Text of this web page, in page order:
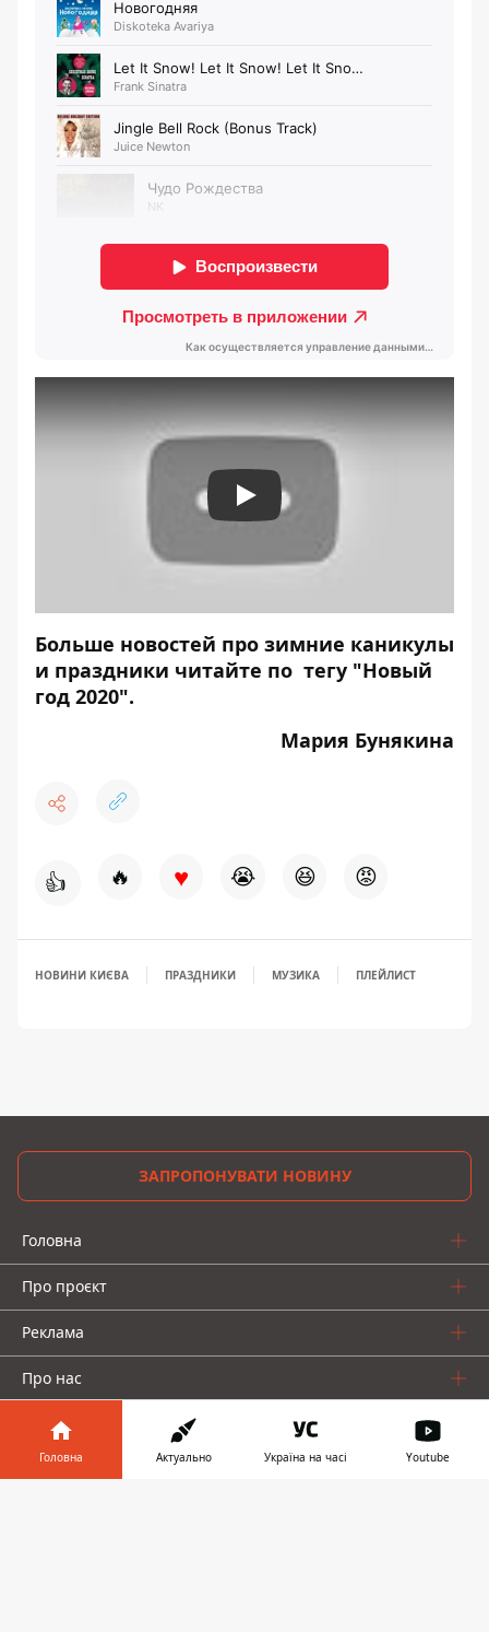
Play
Больше новостей про зимние каникулы
и праздники читайте по тегу "Новый
год 2020".
Мария Бунякина
👍 🔥 ♥ 😭 😆 😡
НОВИНИ КИЄВА ПРАЗДНИКИ МУЗИКА ПЛЕЙЛИСТ
ЗАПРОПОНУВАТИ НОВИНУ
Головна
Про проєкт
Реклама
Про нас
Головна Актуально Україна на часі Youtube